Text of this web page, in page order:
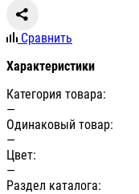
Сравнить
Характеристики
Категория товара:
—
Одинаковый товар:
—
Цвет:
—
Раздел каталога: